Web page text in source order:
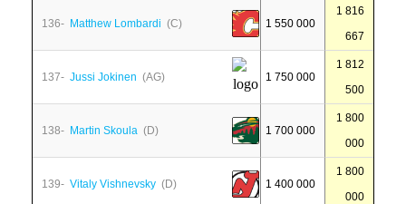
136- Matthew Lombardi (C) 1 550 000
1 816
667
137- Jussi Jokinen (AG) 1 750 000
1 812
500
138- Martin Skoula (D) 1 700 000
1 800
000
139- Vitaly Vishnevsky (D) 1 400 000
1 800
000